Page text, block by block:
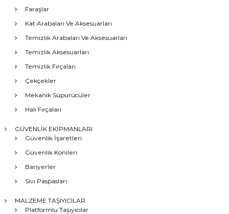
Faraşlar
Kat Arabaları Ve Aksesuarları
Temizlik Arabaları Ve Aksesuarları
Temizlik Aksesuarları
Temizlik Fırçaları
Çekçekler
Mekanik Süpürücüler
Halı Fırçaları
GÜVENLİK EKİPMANLARI
Güvenlik İşaretleri
Güvenlik Konileri
Bariyerler
Sıvı Paspasları
MALZEME TAŞIYICILAR
Platformlu Taşıyıcılar